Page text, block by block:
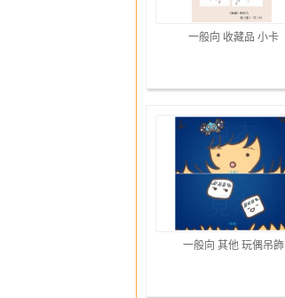
一般向 收藏品 小卡
一般向 其他 玩偶吊飾